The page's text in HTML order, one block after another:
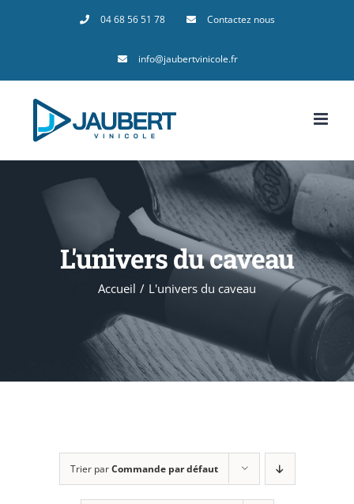
04 68 56 51 78 Contactez nous
info@jaubertvinicole.fr
L'univers du caveau
Accueil L'univers du caveau
Trier parCommande par défaut